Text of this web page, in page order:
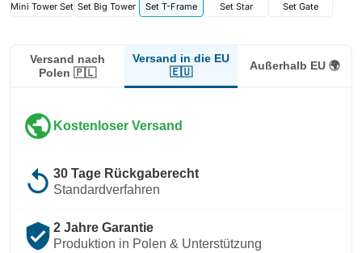
Mini Tower Set Set Big Tower Set T-Frame Set Star Set Gate
Versand nach
Polen 🇵🇱
Versand in die EU
🇪🇺
Außerhalb EU 🌍
public Kostenloser Versand
replay 30 Tage Rückgaberecht
Standardverfahren
verified_user 2 Jahre Garantie
Produktion in Polen & Unterstützung